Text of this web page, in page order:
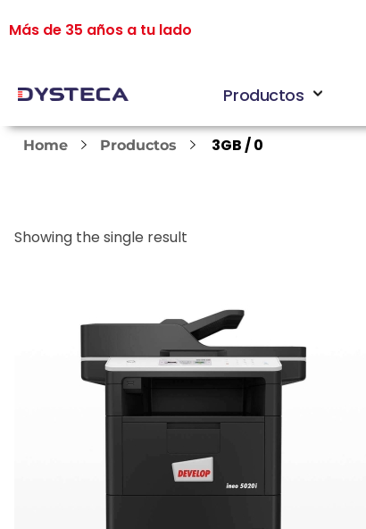
Más de 35 años a tu lado
Productos
Home Productos 3GB / 0
Showing the single result